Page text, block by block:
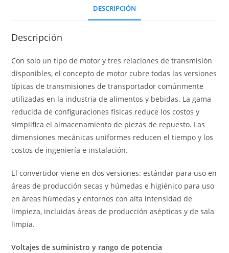
DESCRIPCIÓN
Descripción
Con solo un tipo de motor y tres relaciones de transmisión
disponibles, el concepto de motor cubre todas las versiones
típicas de transmisiones de transportador comúnmente
utilizadas en la industria de alimentos y bebidas. La gama
reducida de configuraciones físicas reduce los costos y
simplifica el almacenamiento de piezas de repuesto. Las
dimensiones mecánicas uniformes reducen el tiempo y los
costos de ingeniería e instalación.
El convertidor viene en dos versiones: estándar para uso en
áreas de producción secas y húmedas e higiénico para uso
en áreas húmedas y entornos con alta intensidad de
limpieza, incluidas áreas de producción asépticas y de sala
limpia.
Voltajes de suministro y rango de potencia